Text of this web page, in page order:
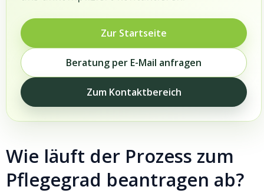
Zur Startseite
Beratung per E-Mail anfragen
Zum Kontaktbereich
Wie läuft der Prozess zum
Pflegegrad beantragen ab?